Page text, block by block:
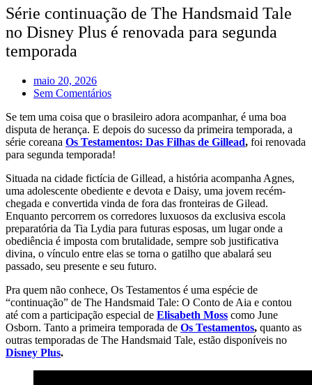
Série continuação de The Handsmaid Tale
no Disney Plus é renovada para segunda
temporada
maio 20, 2026
Sem Comentários
Se tem uma coisa que o brasileiro adora acompanhar, é uma boa
disputa de herança. E depois do sucesso da primeira temporada, a
série coreana Os Testamentos: Das Filhas de Gillead, foi renovada
para segunda temporada!
Situada na cidade fictícia de Gillead, a história acompanha Agnes,
uma adolescente obediente e devota e Daisy, uma jovem recém-
chegada e convertida vinda de fora das fronteiras de Gilead.
Enquanto percorrem os corredores luxuosos da exclusiva escola
preparatória da Tia Lydia para futuras esposas, um lugar onde a
obediência é imposta com brutalidade, sempre sob justificativa
divina, o vínculo entre elas se torna o gatilho que abalará seu
passado, seu presente e seu futuro.
Pra quem não conhece, Os Testamentos é uma espécie de
“continuação” de The Handsmaid Tale: O Conto de Aia e contou
até com a participação especial de Elisabeth Moss como June
Osborn. Tanto a primeira temporada de Os Testamentos, quanto as
outras temporadas de The Handsmaid Tale, estão disponíveis no
Disney Plus.